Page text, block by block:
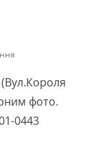
(Вул.Короля
фото.
0443